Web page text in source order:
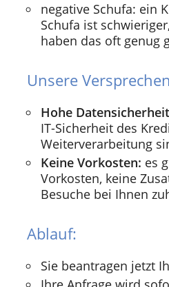
negative Schufa: ein
Schufa ist
haben das oft genug
Unsere Versprechen
Hohe
IT-Sicherheit des
Weiterverarbeitung
Keine Vorkosten: es
Vorkosten, keine
Besuche bei Ihnen
Ablauf:
Sie beantragen jetzt